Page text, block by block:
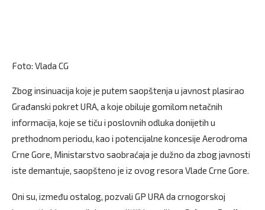
Foto: Vlada CG
Zbog insinuacija koje je putem saopštenja u javnost plasirao
Građanski pokret URA, a koje obiluje gomilom netačnih
informacija, koje se tiču i poslovnih odluka donijetih u
prethodnom periodu, kao i potencijalne koncesije Aerodroma
Crne Gore, Ministarstvo saobraćaja je dužno da zbog javnosti
iste demantuje, saopšteno je iz ovog resora Vlade Crne Gore.
Oni su, između ostalog, pozvali GP URA da crnogorskoj